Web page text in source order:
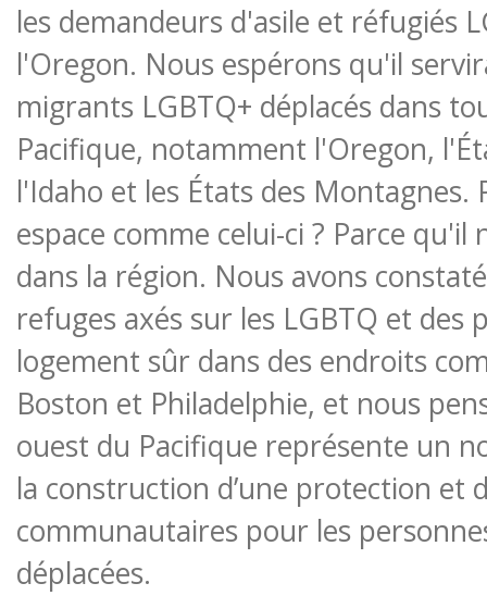
les demandeurs d'asile et réfugiés
l'Oregon. Nous espérons qu'il
migrants LGBTQ+ déplacés dans
Pacifique, notamment l'Oregon,
l'Idaho et les États des
espace comme celui-ci ? Parce qu'il
dans la région. Nous avons
refuges axés sur les LGBTQ et des
logement sûr dans des endroits
Boston et Philadelphie, et nous
ouest du Pacifique représente un
la construction d’une protection et
communautaires pour les
déplacées.